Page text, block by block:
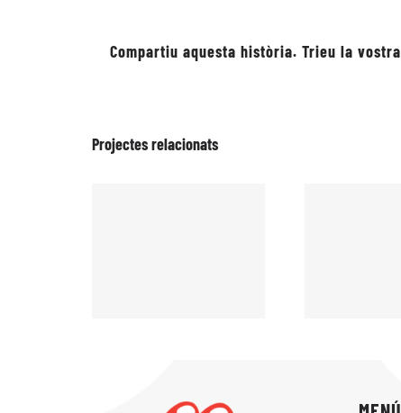
Compartiu aquesta història. Trieu la
Projectes relacionats